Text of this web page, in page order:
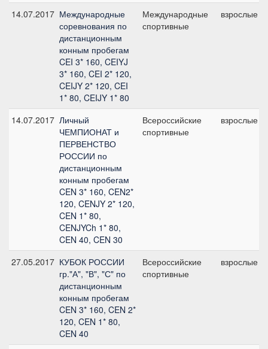
14.07.2017 Международные
соревнования по
дистанционным
конным пробегам
CEI 3* 160, CEIYJ
3* 160, CEI 2* 120,
CEIJY 2* 120, CEI
1* 80, CEIJY 1* 80
Международные
спортивные
взрослые
14.07.2017 Личный
ЧЕМПИОНАТ и
ПЕРВЕНСТВО
РОССИИ по
дистанционным
конным пробегам
CEN 3* 160, CEN2*
120, CENJY 2* 120,
CEN 1* 80,
CENJYCh 1* 80,
CEN 40, CEN 30
Всероссийские
спортивные
взрослые
27.05.2017 КУБОК РОССИИ
гр."А", "В", "С" по
дистанционным
конным пробегам
CEN 3* 160, CEN 2*
120, CEN 1* 80,
CEN 40
Всероссийские
спортивные
взрослые